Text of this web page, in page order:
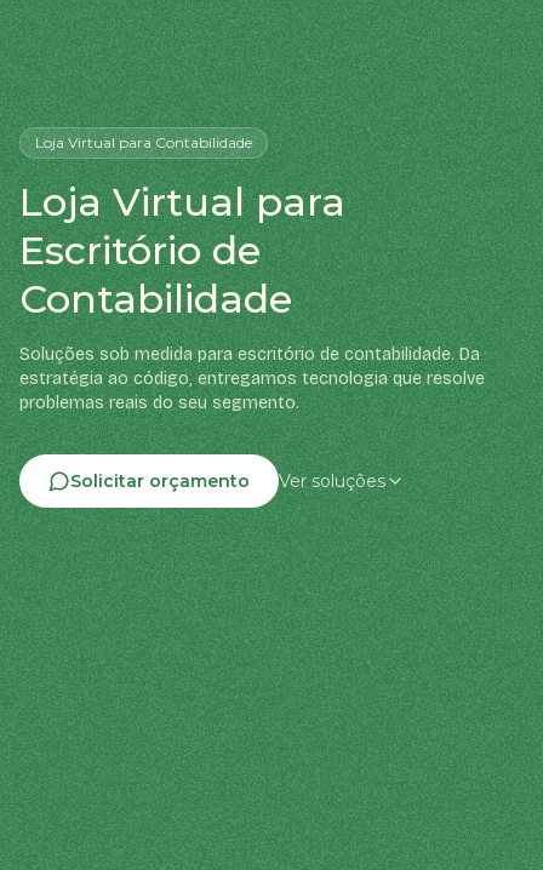
Loja Virtualpara Contabilidade
Loja Virtual para
Escritório de
Contabilidade
Soluções sob medida para escritório de contabilidade. Da
estratégia ao código, entregamos tecnologia que resolve
problemas reais do seu segmento.
Solicitar orçamento Ver soluções